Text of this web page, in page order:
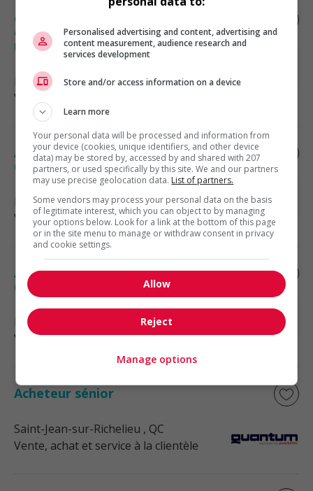
Chef de produit principal – commerce
électronique et expérience client
numérique (hybride)
Boucherville, QC
Vente, achat et service à la clientèle
Analyste développeur sql - support
(télétravail - boucherville)
Boucherville, QC
Vente, achat et service à la clientèle
Analyste crédit, pro - province de l ouest
(télétravail - boucherville)
Boucherville
Vente, achat et service à la clientèle
Acheteur sénior
Saint-Jean-sur-Richelieu , QC
Vente, achat et service à la clientèle
Personalised advertising and content, advertising and
content measurement, audience research and
services development
Store and/or access information on a device
Learn more
Your personal data will be processed and information from
your device (cookies, unique identifiers, and other device
data) may be stored by, accessed by and shared with 207
partners, or used specifically by this site. We and our partners
may use precise geolocation data. List of partners.
Some vendors may process your personal data on the basis
of legitimate interest, which you can object to by managing
your options below. Look for a link at the bottom of this page
or in the site menu to manage or withdraw consent in privacy
and cookie settings.
Allow
Reject
Manage options